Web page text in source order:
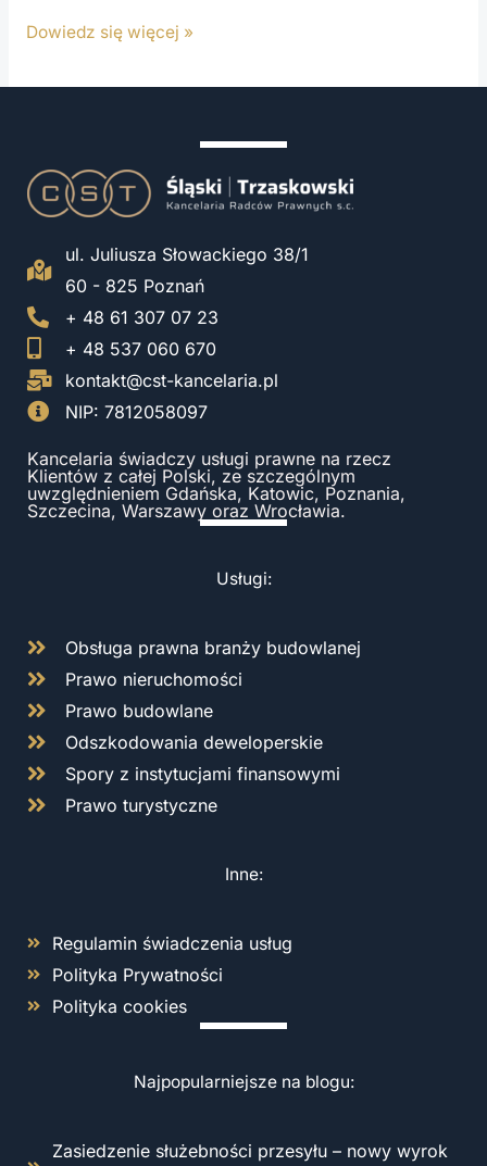
Dowiedz się więcej »
ul. Juliusza Słowackiego 38/1
60 - 825 Poznań
+ 48 61 307 07 23
+ 48 537 060 670
kontakt@cst-kancelaria.pl
NIP: 7812058097
Kancelaria świadczy usługi prawne na rzecz
Klientów z całej Polski, ze szczególnym
uwzględnieniem Gdańska, Katowic, Poznania,
Szczecina, Warszawy oraz Wrocławia.
Usługi:
Obsługa prawna branży budowlanej
Prawo nieruchomości
Prawo budowlane
Odszkodowania deweloperskie
Spory z instytucjami finansowymi
Prawo turystyczne
Inne:
Regulamin świadczenia usług
Polityka Prywatności
Polityka cookies
Najpopularniejsze na blogu:
Zasiedzenie służebności przesyłu – nowy wyrok